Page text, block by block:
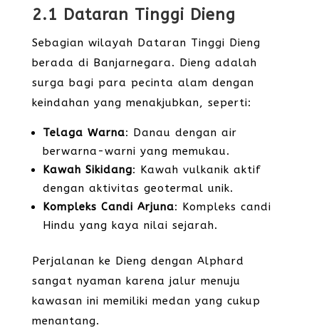
2.1 Dataran Tinggi Dieng
Sebagian wilayah Dataran Tinggi Dieng
berada di Banjarnegara. Dieng adalah
surga bagi para pecinta alam dengan
keindahan yang menakjubkan, seperti:
Telaga Warna: Danau dengan air
berwarna-warni yang memukau.
Kawah Sikidang: Kawah vulkanik aktif
dengan aktivitas geotermal unik.
Kompleks Candi Arjuna: Kompleks candi
Hindu yang kaya nilai sejarah.
Perjalanan ke Dieng dengan Alphard
sangat nyaman karena jalur menuju
kawasan ini memiliki medan yang cukup
menantang.